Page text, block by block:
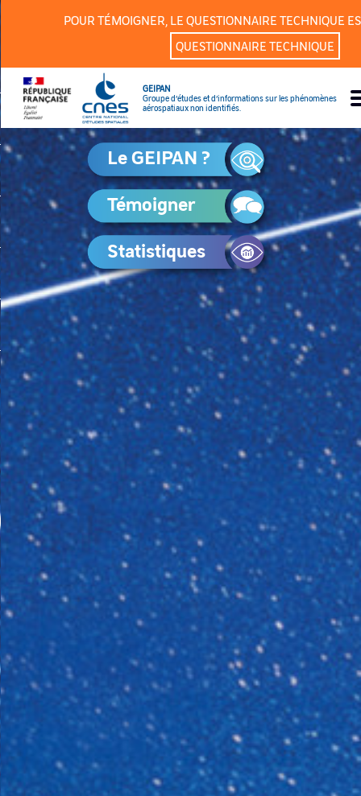
Panneau de gestion des cookies
POUR TÉMOIGNER, LE QUESTIONNAIRE TECHNIQUE
QUESTIONNAIRE TECHNIQUE
GEIPAN
Groupe d’études et d’informations sur les phénomènes
aérospatiaux non identifiés.
Le GEIPAN ?
Témoigner
Statistiques